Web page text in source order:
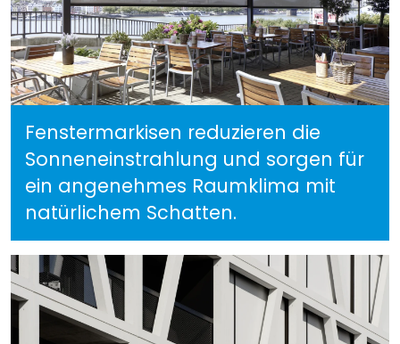
Fenstermarkisen reduzieren die
Sonneneinstrahlung und sorgen für
ein angenehmes Raumklima mit
natürlichem Schatten.